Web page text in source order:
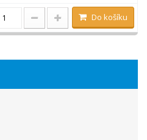
Do košíku